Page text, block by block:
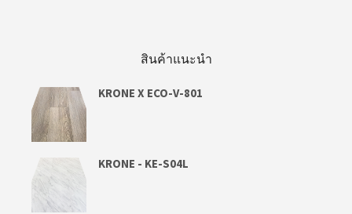
สินค้าแนะนำ
KRONE X ECO-V-801
KRONE - KE-S04L